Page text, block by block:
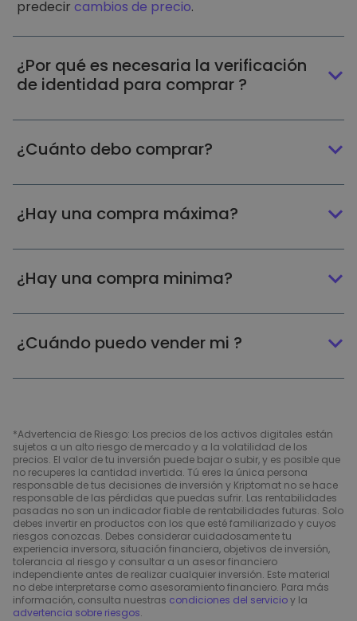
predecir cambios de precio.
¿Por qué es necesaria la verificación
de identidad para comprar ?
¿Cuánto debo comprar?
¿Hay una compra máxima?
¿Hay una compra minima?
¿Cuándo puedo vender mi ?
*Advertencia de Riesgo: Los precios de los activos digitales están
sujetos a un alto riesgo de mercado y a la volatilidad de los
precios. El valor de tu inversión puede bajar o subir, y es posible que
no recuperes la cantidad invertida. Tú eres la única persona
responsable de tus decisiones de inversión y Kriptomat no se hace
responsable de las pérdidas que puedas sufrir. Las rentabilidades
pasadas no son un indicador fiable de rentabilidades futuras. Solo
debes invertir en productos con los que esté familiarizado y cuyos
riesgos conozcas. Debes considerar cuidadosamente tu
experiencia inversora, situación financiera, objetivos de inversión,
tolerancia al riesgo y consultar a un asesor financiero
independiente antes de realizar cualquier inversión. Este material
no debe interpretarse como asesoramiento financiero. Para más
información, consulta nuestras condiciones del servicioy la
advertencia sobre riesgos.